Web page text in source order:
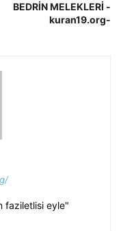
BEDRİN MELEKLERİ -
kuran19.org-
faziletlisi eyle"